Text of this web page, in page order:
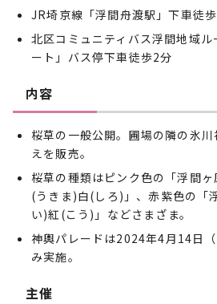
JR埼京線「浮間舟渡駅」下車徒
北区コミュニティバス浮間地域
ート」バス停下車徒歩2分
内容
桜草の一般公開。圃場の隣の氷
えを販売。
桜草の種類はピンク色の「浮間
(うきま)白(しろ)」、赤紫色の「
い)紅(こう)」などさまざま。
神輿パレードは2024年4月14日
み実施。
主催